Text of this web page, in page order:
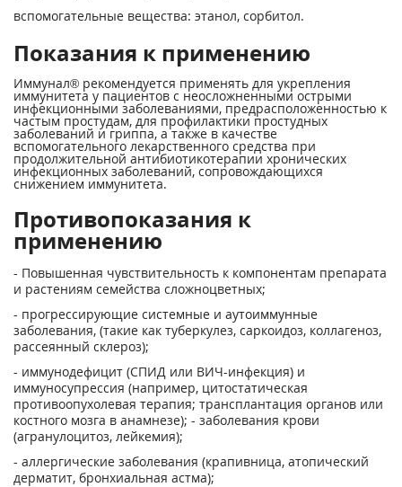
вспомогательные вещества: этанол, сорбитол.
Показания к применению
Иммунал® рекомендуется применять для укрепления
иммунитета у пациентов с неосложненными острыми
инфекционными заболеваниями, предрасположенностью к
частым простудам, для профилактики простудных
заболеваний и гриппа, а также в качестве
вспомогательного лекарственного средства при
продолжительной антибиотикотерапии хронических
инфекционных заболеваний, сопровождающихся
снижением иммунитета.
Противопоказания к
применению
- Повышенная чувствительность к компонентам препарата
и растениям семейства сложноцветных;
- прогрессирующие системные и аутоиммунные
заболевания, (такие как туберкулез, саркоидоз, коллагеноз,
рассеянный склероз);
- иммунодефицит (СПИД или ВИЧ-инфекция) и
иммуносупрессия (например, цитостатическая
противоопухолевая терапия; трансплантация органов или
костного мозга в анамнезе); - заболевания крови
(агранулоцитоз, лейкемия);
- аллергические заболевания (крапивница, атопический
дерматит, бронхиальная астма);